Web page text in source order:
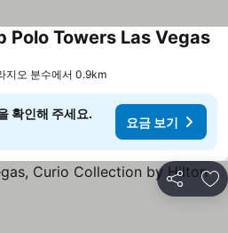
Polo Towers Las Vegas요
지오 분수에서 0.9km
확인해 주세요.
요금 보기
공유 즐